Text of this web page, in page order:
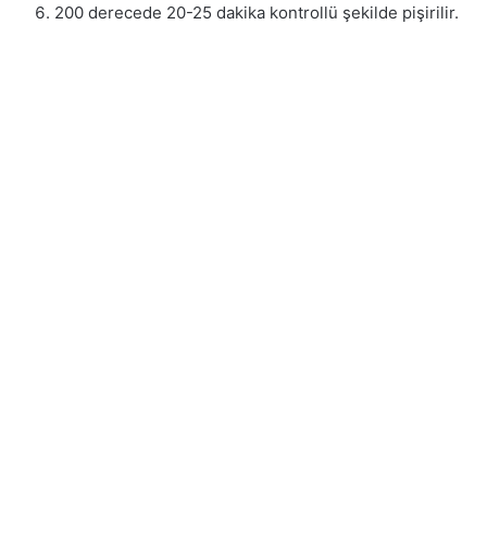
200 derecede 20-25 dakika kontrollü şekilde pişirilir.